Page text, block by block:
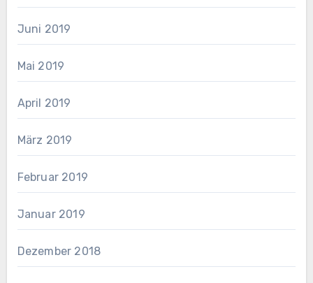
Juni 2019
Mai 2019
April 2019
März 2019
Februar 2019
Januar 2019
Dezember 2018